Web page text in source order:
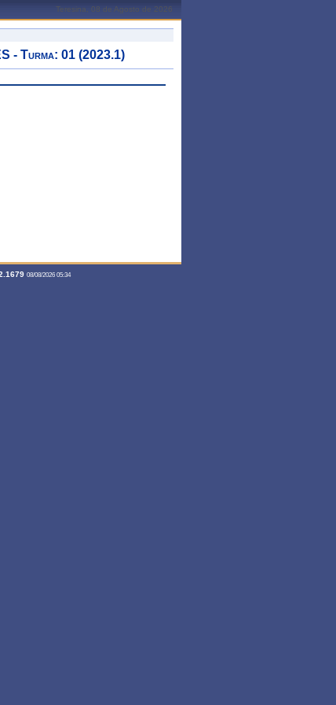
Teresina, 08 de Agosto de 2026
- Turma: 01 (2023.1)
08/08/2026 05:34